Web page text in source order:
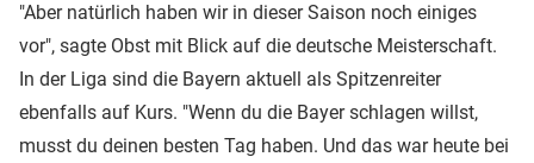
"Aber natürlich haben wir in dieser Saison noch einiges
vor", sagte Obst mit Blick auf die deutsche Meisterschaft.
In der Liga sind die Bayern aktuell als Spitzenreiter
ebenfalls auf Kurs. "Wenn du die Bayer schlagen willst,
musst du deinen besten Tag haben. Und das war heute bei